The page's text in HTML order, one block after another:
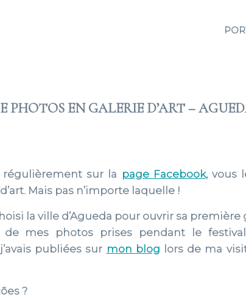
PHOTOS EN GALERIE D’ART –
sur la page Facebook, vous
Mais pas n’importe laquelle !
la ville d’Agueda pour ouvrir sa première
de mes photos prises pendant le
publiées sur mon blog lors de ma
?